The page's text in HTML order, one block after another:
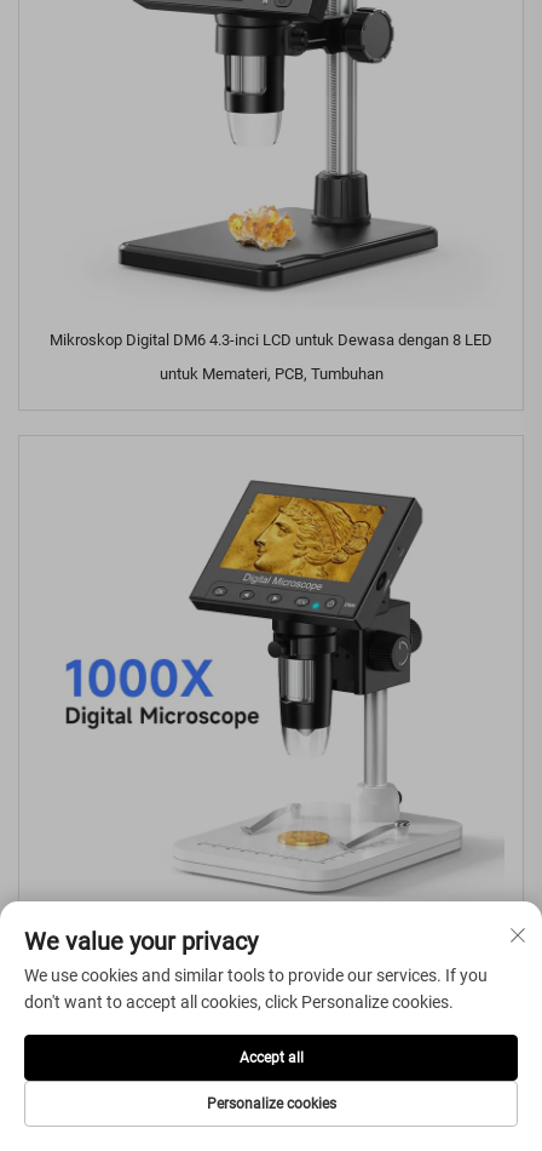
Mikroskop Digital DM6 4.3-inci LCD untuk Dewasa dengan 8 LED
untuk Memateri, PCB, Tumbuhan
Mikroskop Digital LCD dengan Skrin IPS 4.3-inci, Alat Pembesar
Syiling dengan 8 LED
We value your privacy
We use cookies and similar tools to provide our services. If you
don't want to accept all cookies, click Personalize cookies.
Personalize cookies
Accept all